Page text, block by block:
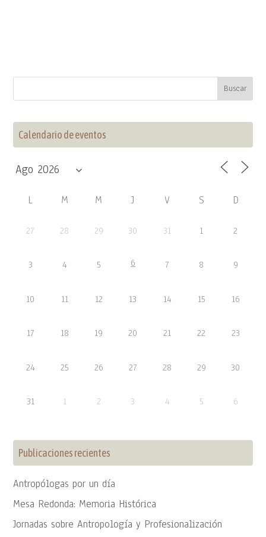
Calendario de eventos
L M M J V S D
27 28 29 30 31 1 2
3 4 5 6 7 8 9
10 11 12 13 14 15 16
17 18 19 20 21 22 23
24 25 26 27 28 29 30
31 1 2 3 4 5 6
Publicaciones recientes
Antropólogas por un día
Mesa Redonda: Memoria Histórica
Jornadas sobre Antropología y Profesionalización